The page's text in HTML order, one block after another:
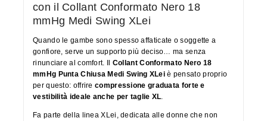
con il Collant Conformato Nero 18
mmHg Medi Swing XLei
Quando le gambe sono spesso affaticate o soggette a
gonfiore, serve un supporto più deciso… ma senza
rinunciare al comfort. Il Collant Conformato Nero 18
mmHg Punta Chiusa Medi Swing XLeiè pensato proprio
per questo: offrirecompressione graduata forte e
vestibilità ideale anche per taglie XL
Fa parte della linea XLei, dedicata alle donne che non